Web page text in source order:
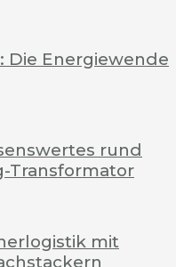
Die Energiewende
rund
Transformator
mit